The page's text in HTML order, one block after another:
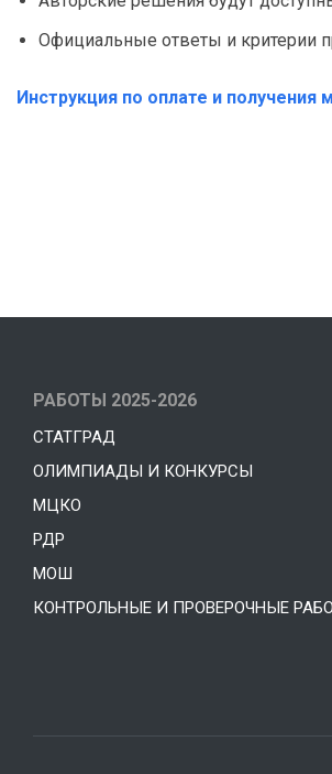
Официальные ответы и критерии
Инструкция по оплате и получения
РАБОТЫ 2025-2026
СТАТГРАД
ОЛИМПИАДЫ И КОНКУРСЫ
МЦКО
РДР
МОШ
КОНТРОЛЬНЫЕ И ПРОВЕРОЧНЫЕ